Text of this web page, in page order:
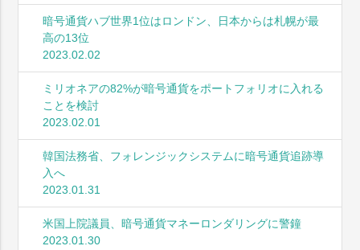
暗号通貨ハブ世界1位はロンドン、日本からは札幌が最
高の13位
2023.02.02
ミリオネアの82%が暗号通貨をポートフォリオに入れる
ことを検討
2023.02.01
韓国法務省、フォレンジックシステムに暗号通貨追跡導
入へ
2023.01.31
米国上院議員、暗号通貨マネーロンダリングに警鐘
2023.01.30